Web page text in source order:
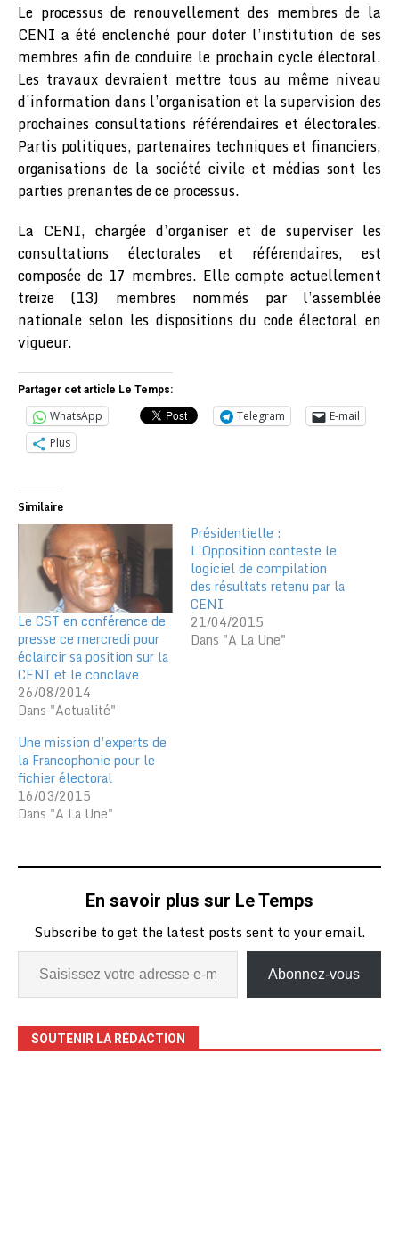
Le processus de renouvellement des membres de la
CENI a été enclenché pour doter l’institution de ses
membres afin de conduire le prochain cycle électoral.
Les travaux devraient mettre tous au même niveau
d’information dans l’organisation et la supervision des
prochaines consultations référendaires et électorales.
Partis politiques, partenaires techniques et financiers,
organisations de la société civile et médias sont les
parties prenantes de ce processus.
La CENI, chargée d’organiser et de superviser les
consultations électorales et référendaires, est
composée de 17 membres. Elle compte actuellement
treize (13) membres nommés par l’assemblée
nationale selon les dispositions du code électoral en
vigueur.
Partager cet article Le Temps:
WhatsApp Telegram
E-mail
Plus
Similaire
Le CST en conférence de
presse ce mercredi pour
éclaircir sa position sur la
CENI et le conclave
26/08/2014
Dans "Actualité"
Présidentielle :
L’Opposition conteste le
logiciel de compilation
des résultats retenu par la
CENI
21/04/2015
Dans "A La Une"
Une mission d’experts de
la Francophonie pour le
fichier électoral
16/03/2015
Dans "A La Une"
En savoir plus sur Le Temps
Subscribe to get the latest posts sent to your email.
Abonnez-vous
SOUTENIR LA RÉDACTION